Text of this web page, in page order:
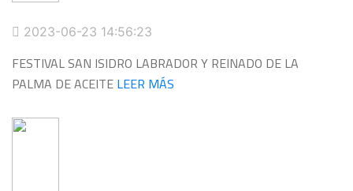
2023-06-23 14:56:23
FESTIVAL SAN ISIDRO LABRADOR Y REINADO DE LA
PALMA DE ACEITELEER MÁS